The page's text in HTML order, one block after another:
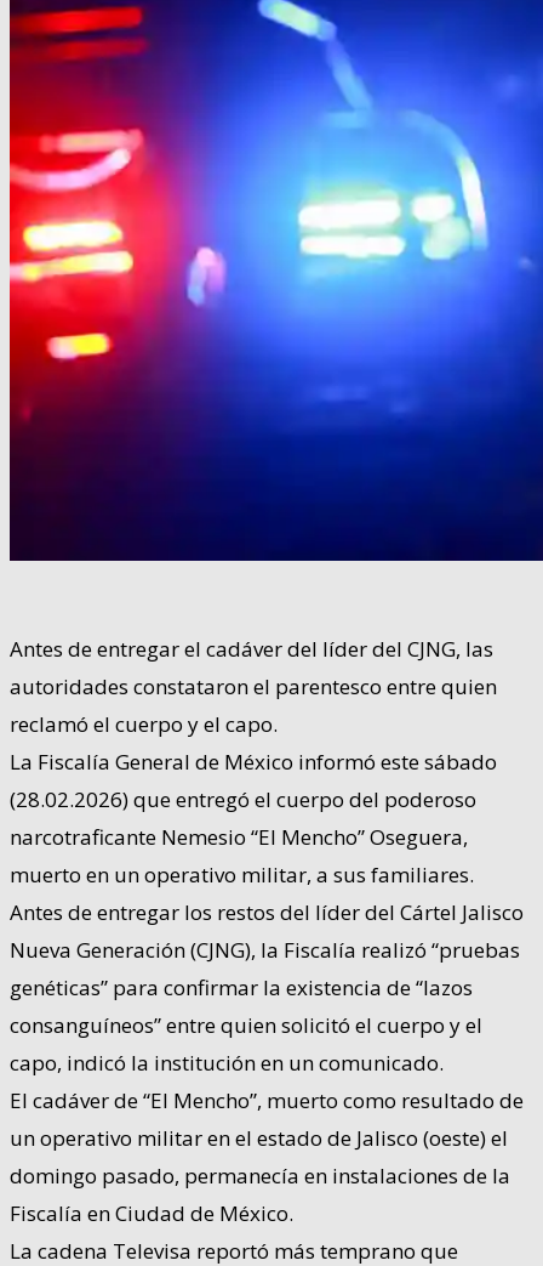
Antes de entregar el cadáver del líder del CJNG, las
autoridades constataron el parentesco entre quien
reclamó el cuerpo y el capo.
La Fiscalía General de México informó este sábado
(28.02.2026) que entregó el cuerpo del poderoso
narcotraficante Nemesio “El Mencho” Oseguera,
muerto en un operativo militar, a sus familiares.
Antes de entregar los restos del líder del Cártel Jalisco
Nueva Generación (CJNG), la Fiscalía realizó “pruebas
genéticas” para confirmar la existencia de “lazos
consanguíneos” entre quien solicitó el cuerpo y el
capo, indicó la institución en un comunicado.
El cadáver de “El Mencho”, muerto como resultado de
un operativo militar en el estado de Jalisco (oeste) el
domingo pasado, permanecía en instalaciones de la
Fiscalía en Ciudad de México.
La cadena Televisa reportó más temprano que